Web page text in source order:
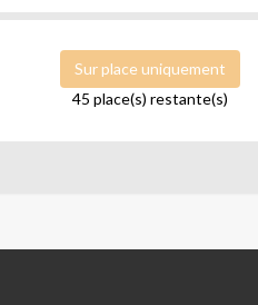
Sur place uniquement
45 place(s) restante(s)